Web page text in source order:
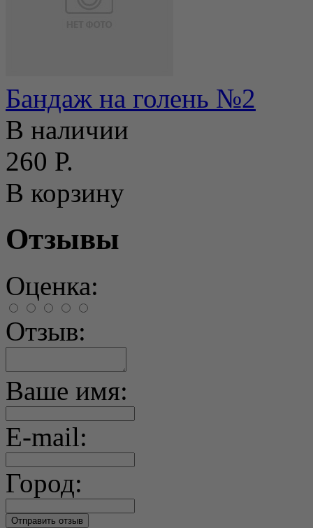
Бандаж на голень №2
В наличии
260 Р.
В корзину
Отзывы
Оценка:
Отзыв:
Ваше имя:
E-mail:
Город: